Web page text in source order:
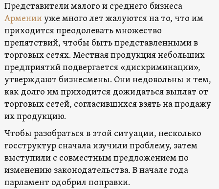
Представители малого и среднего бизнеса
Арменииуже много лет жалуются на то, что им
приходится преодолевать множество
препятствий, чтобы быть представленными в
торговых сетях. Местная продукция небольших
предприятий подвергается «дискриминации»,
утверждают бизнесмены. Они недовольны и тем,
как долго им приходится дожидаться выплат от
торговых сетей, согласившихся взять на продажу
их продукцию.
Чтобы разобраться в этой ситуации, несколько
госструктур сначала изучили проблему, затем
выступили с совместным предложением по
изменению законодательства. В начале года
парламент одобрил поправки.